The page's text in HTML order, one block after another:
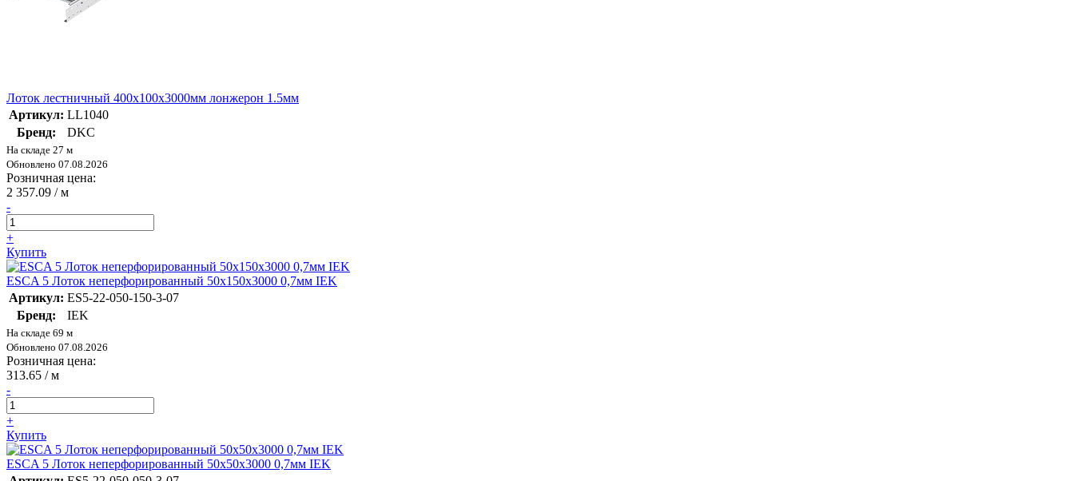
Лоток лестничный 400х100х3000мм лонжерон 1.5мм
Артикул: LL1040
Бренд:
DKC
На складе 27 м
Обновлено 07.08.2026
Розничная цена:
2 357.09 / м
-
+
Купить
ESCA 5 Лоток неперфорированный 50х150х3000 0,7мм IEK
Артикул: ES5-22-050-150-3-07
Бренд:
IEK
На складе 69 м
Обновлено 07.08.2026
Розничная цена:
313.65 / м
-
+
Купить
ESCA 5 Лоток неперфорированный 50х50х3000 0,7мм IEK